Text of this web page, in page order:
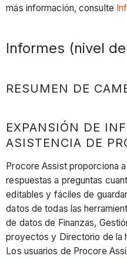
más información, consulte
Informes (nivel
RESUMEN DE
EXPANSIÓN DE
ASISTENCIA DE
Procore Assist proporciona
respuestas a preguntas
editables y fáciles de
datos de todas las
de datos de Finanzas,
proyectos y Directorio de la
Los usuarios de Procore